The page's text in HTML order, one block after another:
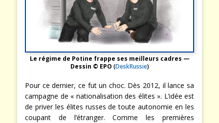
Le régime de Potine frappe ses meilleurs cadres —
Dessin © EPO (DeskRussie)
Pour ce dernier, ce fut un choc. Dès 2012, il lance sa
campagne de « nationalisation des élites ». L’idée est
de priver les élites russes de toute autonomie en les
coupant de l’étranger. Comme les premières